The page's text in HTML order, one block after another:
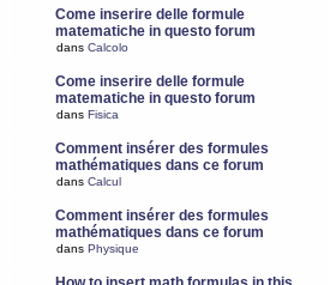
Come inserire delle formule
matematiche in questo forum
dans Calcolo
Come inserire delle formule
matematiche in questo forum
dans Fisica
Comment insérer des formules
mathématiques dans ce forum
dans Calcul
Comment insérer des formules
mathématiques dans ce forum
dans Physique